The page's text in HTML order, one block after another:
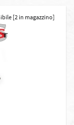
[2 in magazzino]